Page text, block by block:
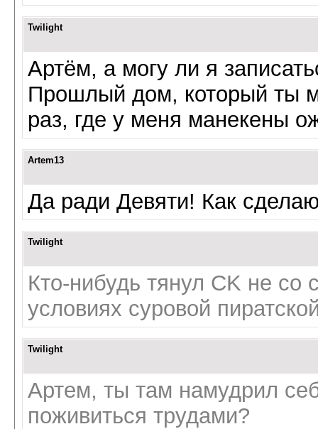
Twilight
Артём, а могу ли я
Прошлый дом, который ты
раз, где у меня манекены
Artem13
Да ради Девяти! Как
Twilight
Кто-нибудь тянул CK не со
условиях суровой
Twilight
Артем, ты там намудрил
поживиться трудами?